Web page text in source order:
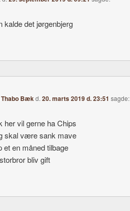
kalde det jørgenbjerg
Thabo Bækd.20. marts 2019 d. 23:51 sagde:
vil gerne ha Chips
skal være sank mave
et en måned tilbage
bliv gift